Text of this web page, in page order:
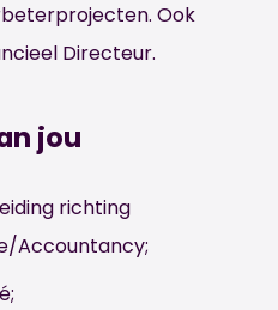
Ook
Directeur.
jou
richting
Accountancy;